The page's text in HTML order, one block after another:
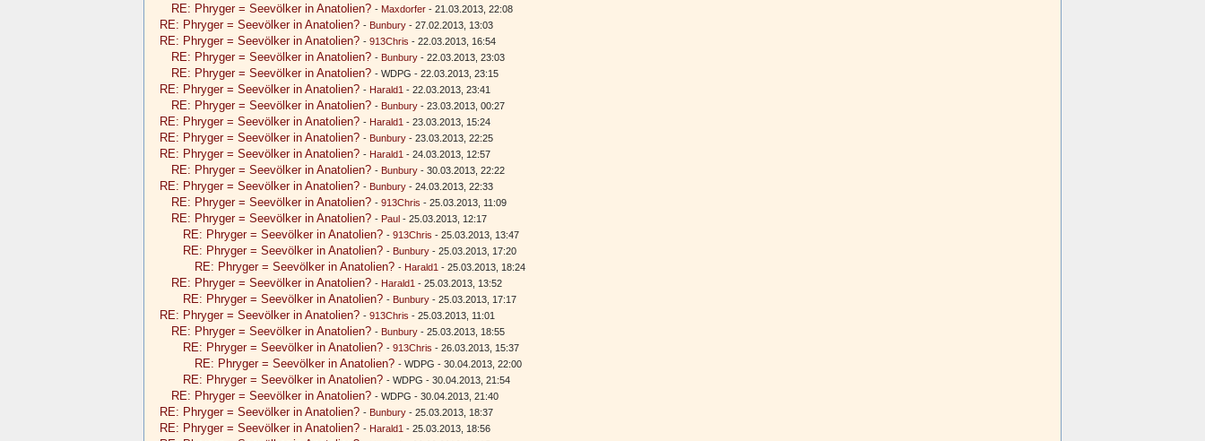
RE: Phryger = Seevölker in Anatolien? - Maxdorfer - 21.03.2013, 22:08
RE: Phryger = Seevölker in Anatolien? - Bunbury - 27.02.2013, 13:03
RE: Phryger = Seevölker in Anatolien? - 913Chris - 22.03.2013, 16:54
RE: Phryger = Seevölker in Anatolien? - Bunbury - 22.03.2013, 23:03
RE: Phryger = Seevölker in Anatolien? - WDPG - 22.03.2013, 23:15
RE: Phryger = Seevölker in Anatolien? - Harald1 - 22.03.2013, 23:41
RE: Phryger = Seevölker in Anatolien? - Bunbury - 23.03.2013, 00:27
RE: Phryger = Seevölker in Anatolien? - Harald1 - 23.03.2013, 15:24
RE: Phryger = Seevölker in Anatolien? - Bunbury - 23.03.2013, 22:25
RE: Phryger = Seevölker in Anatolien? - Harald1 - 24.03.2013, 12:57
RE: Phryger = Seevölker in Anatolien? - Bunbury - 30.03.2013, 22:22
RE: Phryger = Seevölker in Anatolien? - Bunbury - 24.03.2013, 22:33
RE: Phryger = Seevölker in Anatolien? - 913Chris - 25.03.2013, 11:09
RE: Phryger = Seevölker in Anatolien? - Paul - 25.03.2013, 12:17
RE: Phryger = Seevölker in Anatolien? - 913Chris - 25.03.2013, 13:47
RE: Phryger = Seevölker in Anatolien? - Bunbury - 25.03.2013, 17:20
RE: Phryger = Seevölker in Anatolien? - Harald1 - 25.03.2013, 18:24
RE: Phryger = Seevölker in Anatolien? - Harald1 - 25.03.2013, 13:52
RE: Phryger = Seevölker in Anatolien? - Bunbury - 25.03.2013, 17:17
RE: Phryger = Seevölker in Anatolien? - 913Chris - 25.03.2013, 11:01
RE: Phryger = Seevölker in Anatolien? - Bunbury - 25.03.2013, 18:55
RE: Phryger = Seevölker in Anatolien? - 913Chris - 26.03.2013, 15:37
RE: Phryger = Seevölker in Anatolien? - WDPG - 30.04.2013, 22:00
RE: Phryger = Seevölker in Anatolien? - WDPG - 30.04.2013, 21:54
RE: Phryger = Seevölker in Anatolien? - WDPG - 30.04.2013, 21:40
RE: Phryger = Seevölker in Anatolien? - Bunbury - 25.03.2013, 18:37
RE: Phryger = Seevölker in Anatolien? - Harald1 - 25.03.2013, 18:56